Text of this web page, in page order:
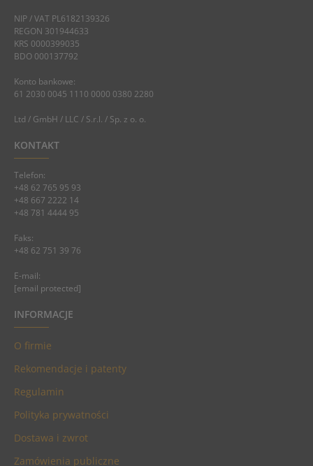
NIP / VAT PL6182139326
REGON 301944633
KRS 0000399035
BDO 000137792
Konto bankowe:
61 2030 0045 1110 0000 0380 2280
Ltd / GmbH / LLC / S.r.l. / Sp. z o. o.
KONTAKT
Telefon:
+48 62 765 95 93
+48 667 2222 14
+48 781 4444 95
Faks:
+48 62 751 39 76
E-mail:
[email protected]
INFORMACJE
O firmie
Rekomendacje i patenty
Regulamin
Polityka prywatności
Dostawa i zwrot
Zamówienia publiczne